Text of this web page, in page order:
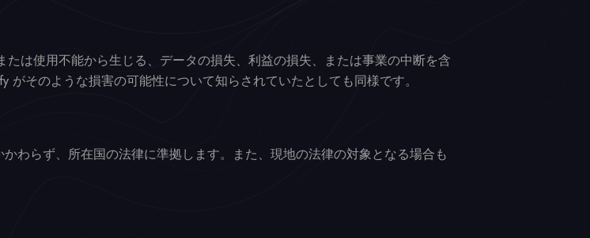
は使用不能から生じる、データの損失、利益の損失、または事業の中断を含
そのような損害の可能性について知らされていたとしても同様です。
わらず、所在国の法律に準拠します。また、現地の法律の対象となる場合も